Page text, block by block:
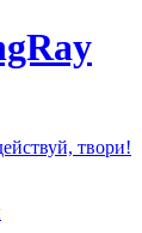
твори!